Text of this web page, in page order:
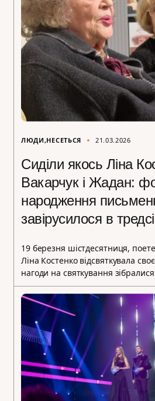
ЛЮДИ НЕСЕТЬСЯ 21.03.2026
Сиділи якось Ліна
Вакарчук і Жадан:
народження
завірусилося в тредсі
19 березня шістдесятниця,
Ліна Костенко відсвяткувала
нагоди на святкування зібралися